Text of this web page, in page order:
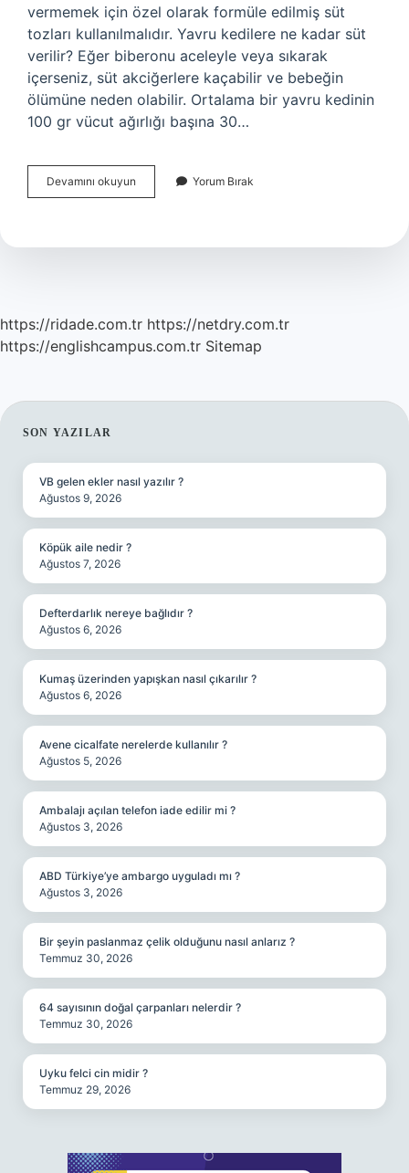
vermemek için özel olarak formüle edilmiş süt
tozları kullanılmalıdır. Yavru kedilere ne kadar süt
verilir? Eğer biberonu aceleyle veya sıkarak
içerseniz, süt akciğerlere kaçabilir ve bebeğin
ölümüne neden olabilir. Ortalama bir yavru kedinin
100 gr vücut ağırlığı başına 30…
Devamını okuyun
Yavrusu
Mi
Yorum Bırak
https://ridade.com.tr https://netdry.com.tr
https://englishcampus.com.tr Sitemap
SIDEBAR
SON YAZILAR
VB gelen ekler nasıl yazılır ?
Ağustos 9, 2026
Köpük aile nedir ?
Ağustos 7, 2026
Defterdarlık nereye bağlıdır ?
Ağustos 6, 2026
Kumaş üzerinden yapışkan nasıl çıkarılır ?
Ağustos 6, 2026
Avene cicalfate nerelerde kullanılır ?
Ağustos 5, 2026
Ambalajı açılan telefon iade edilir mi ?
Ağustos 3, 2026
ABD Türkiye’ye ambargo uyguladı mı ?
Ağustos 3, 2026
Bir şeyin paslanmaz çelik olduğunu nasıl anlarız ?
Temmuz 30, 2026
64 sayısının doğal çarpanları nelerdir ?
Temmuz 30, 2026
Uyku felci cin midir ?
Temmuz 29, 2026